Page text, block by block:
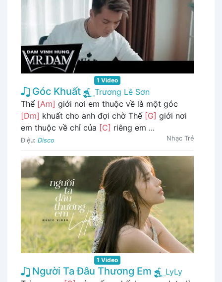
1 Video
Góc Khuất
Trương Lê Sơn
Thế [Am] giới nơi em thuộc về là một góc
[Dm] khuất cho anh đợi chờ Thế [G] giới nơi
em thuộc về chỉ của [C] riêng em ...
Điệu: Disco Nhạc Trẻ
1 Video
Người Ta Đâu Thương Em
LyLy